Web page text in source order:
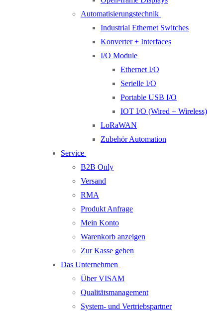
Automatisierungstechnik
Industrial Ethernet Switches
Konverter + Interfaces
I/O Module
Ethernet I/O
Serielle I/O
Portable USB I/O
IOT I/O (Wired + Wireless)
LoRaWAN
Zubehör Automation
Service
B2B Only
Versand
RMA
Produkt Anfrage
Mein Konto
Warenkorb anzeigen
Zur Kasse gehen
Das Unternehmen
Über VISAM
Qualitätsmanagement
System- und Vertriebspartner